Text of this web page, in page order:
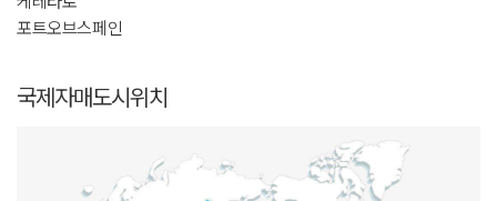
포트오브스페인
국제자매도시위치